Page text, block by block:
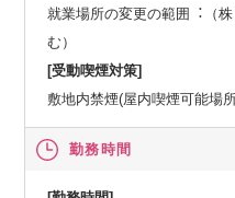
就業場所の変更の範囲︓（
む）
[受動喫煙対策]
敷地内禁煙(屋内喫煙可能場
勤務時間